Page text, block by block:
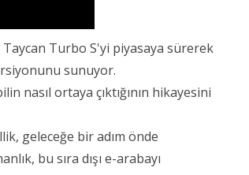
Turbo S'yi piyasaya sürerek
sunuyor.
nasıl ortaya çıktığının hikayesini
geleceğe bir adım önde
bu sıra dışı e-arabayı